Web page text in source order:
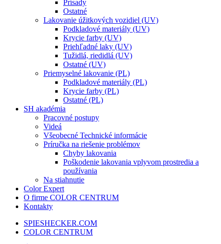
Prísady
Ostatné
Lakovanie úžitkových vozidiel (UV)
Podkladové materiály (UV)
Krycie farby (UV)
Priehľadné laky (UV)
Tužidlá, riedidlá (UV)
Ostatné (UV)
Priemyselné lakovanie (PL)
Podkladové materiály (PL)
Krycie farby (PL)
Ostatné (PL)
SH akadémia
Pracovné postupy
Videá
Všeobecné Technické informácie
Príručka na riešenie problémov
Chyby lakovania
Poškodenie lakovania vplyvom prostredia a
používania
Na stiahnutie
Color Expert
O firme COLOR CENTRUM
Kontakty
SPIESHECKER.COM
COLOR CENTRUM